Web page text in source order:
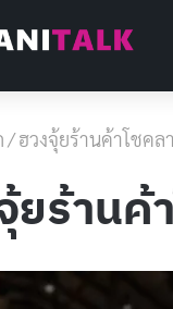
/ฮวงจุ้ยร้านค้าโชคล
ยร้านค้